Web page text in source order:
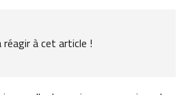
réagir à cet article !